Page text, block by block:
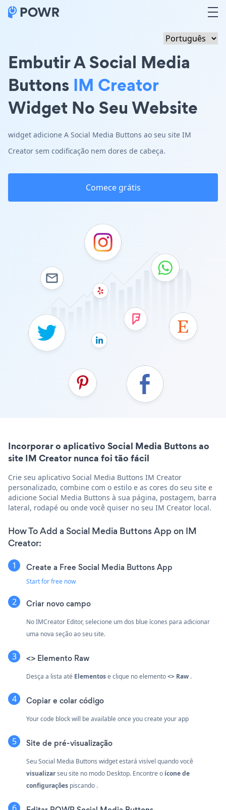
Embutir A Social Media
Buttons IM Creator
Widget No Seu Website
widget adicione A Social Media Buttons ao seu site IM
Creator sem codificação nem dores de cabeça.
Comece grátis
Incorporar o aplicativo Social Media Buttons ao
site IM Creator nunca foi tão fácil
Crie seu aplicativo Social Media Buttons IM Creator
personalizado, combine com o estilo e as cores do seu site e
adicione Social Media Buttons à sua página, postagem, barra
lateral, rodapé ou onde você quiser no seu IM Creator local.
How To Add a Social Media Buttons App on IM
Creator:
Create a Free Social Media Buttons App
Start for free now
Criar novo campo
No IMCreator Editor, selecione um dos blue ícones para adicionar
uma nova seção ao seu site.
<> Elemento Raw
Desça a lista até Elementose clique no elemento<> Raw .
Copiar e colar código
Your code block will be available once you create your app
Site de pré-visualização
Seu Social Media Buttons widget estará visível quando você
visualizarseu site no modo Desktop. Encontre o ícone de
configurações piscando .